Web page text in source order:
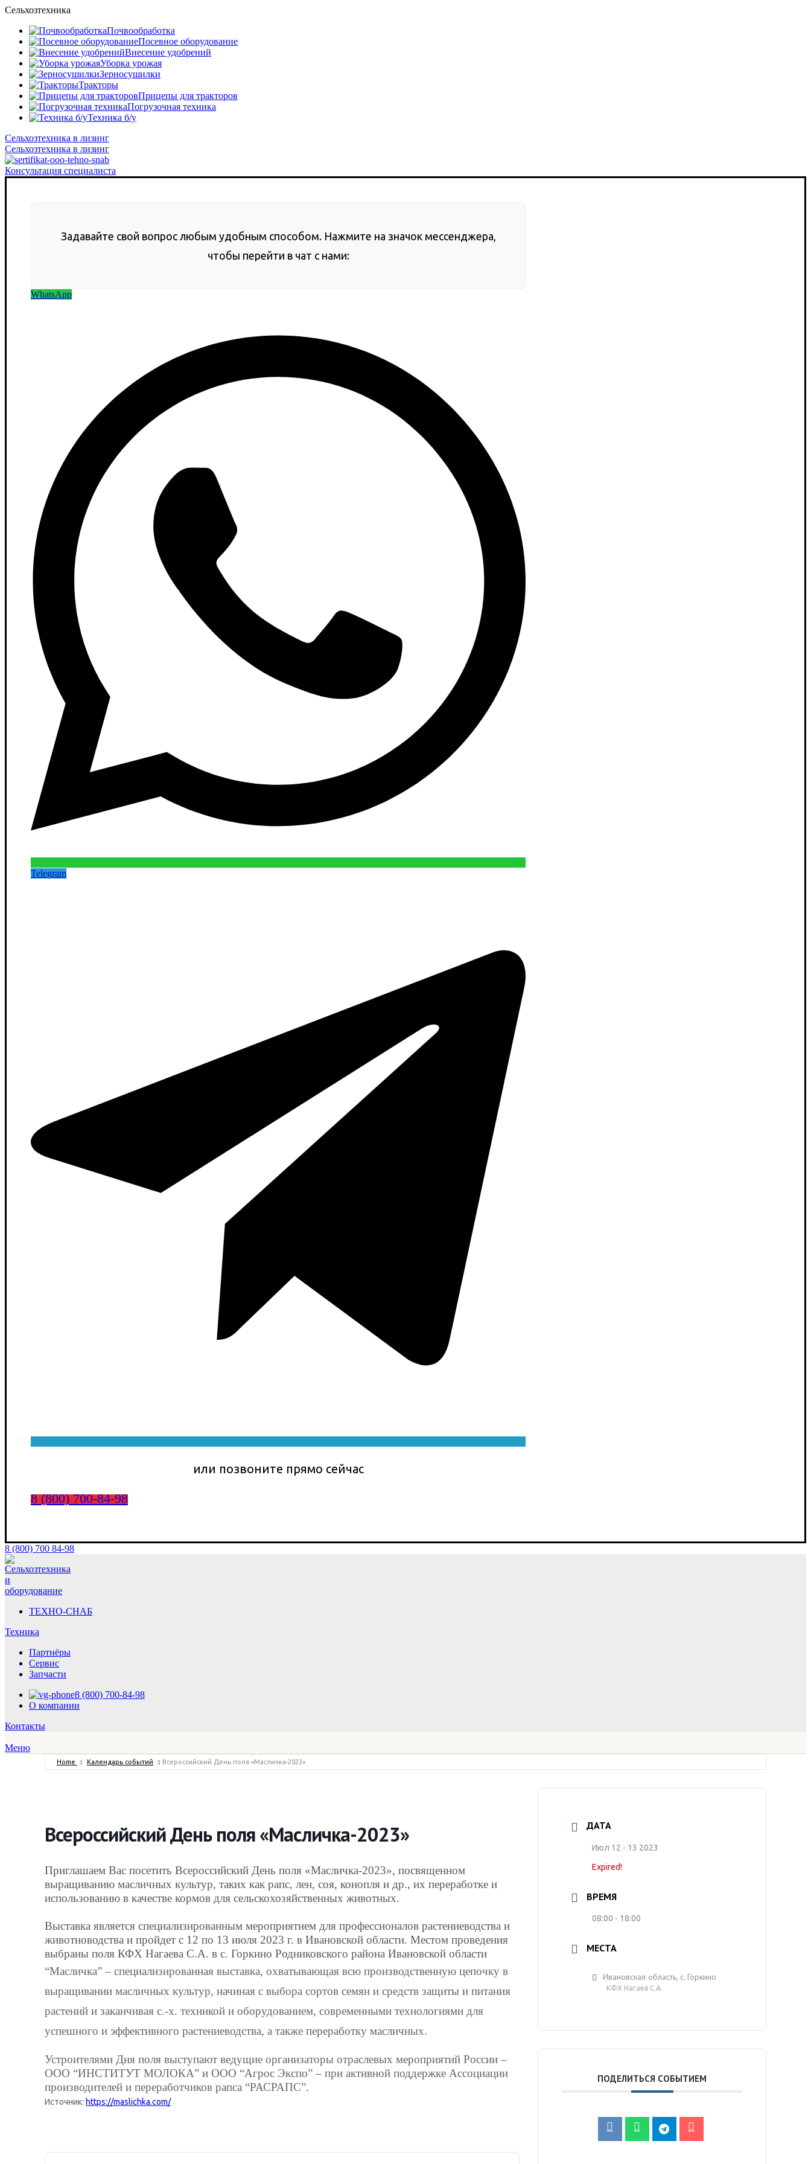
Сельхозтехника
Почвообработка
Посевное оборудование
Внесение удобрений
Уборка урожая
Зерносушилки
Тракторы
Прицепы для тракторов
Погрузочная техника
Техника б/у
Сельхозтехника в лизинг
Сельхозтехника в лизинг
Консультация специалиста
Задавайте свой вопрос любым удобным способом. Нажмите на значок мессенджера,
чтобы перейти в чат с нами:
WhatsApp
Telegram
или позвоните прямо сейчас
8 (800) 700-84-98
8 (800) 700 84-98
ТЕХНО-СНАБ
Техника
Партнёры
Сервис
Запчасти
8 (800) 700-84-98
О компании
Контакты
Меню
Home Календарь событий Всероссийский День поля «Масличка-2023»
Всероссийский День поля «Масличка-2023»
Приглашаем Вас посетить Всероссийский День поля «Масличка-2023», посвященном
выращиванию масличных культур, таких как рапс, лен, соя, конопля и др., их переработке и
использованию в качестве кормов для сельскохозяйственных животных.
Выставка является специализированным мероприятием для профессионалов растениеводства и
животноводства и пройдет с 12 по 13 июля 2023 г. в Ивановской области. Местом проведения
выбраны поля КФХ Нагаева С.А. в с. Горкино Родниковского района Ивановской области
“Масличка” – специализированная выставка, охватывающая всю производственную цепочку в
выращивании масличных культур, начиная с выбора сортов семян и средств защиты и питания
растений и заканчивая с.-х. техникой и оборудованием, современными технологиями для
успешного и эффективного растениеводства, а также переработку масличных.
Устроителями Дня поля выступают ведущие организаторы отраслевых мероприятий России –
ООО “ИНСТИТУТ МОЛОКА” и ООО “Агрос Экспо” – при активной поддержке Ассоциации
производителей и переработчиков рапса “РАСРАПС”.
Источник: https://maslichka.com/
ДАТА
Июл 12 - 13 2023
Expired!
ВРЕМЯ
08:00 - 18:00
МЕСТА
Ивановская область, с. Горкино
КФХ Нагаев С.А.
ПОДЕЛИТЬСЯ СОБЫТИЕМ